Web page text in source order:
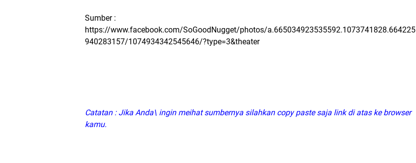
Sumber :
https://www.facebook.com/SoGoodNugget/photos/a.665034923535592.1073741828.664225
940283157/1074934342545646/?type=3&theater
Catatan : Jika Anda\ ingin meihat sumbernya silahkan copy paste saja link di atas ke browser
kamu.